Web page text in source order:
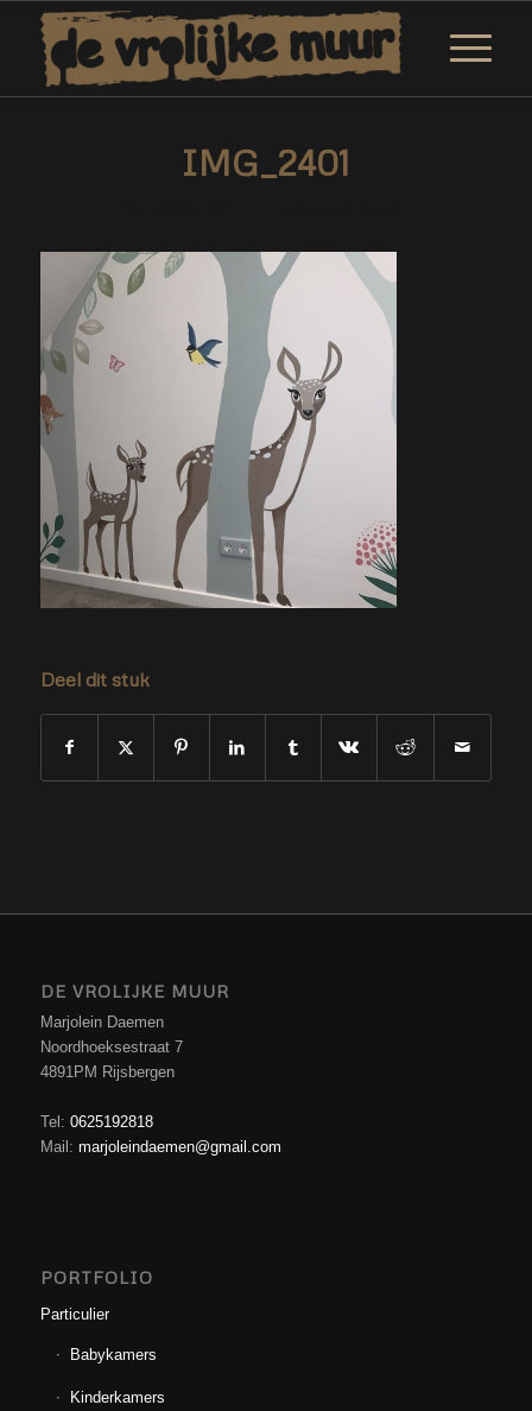
IMG_2401
Deel dit stuk
DE VROLIJKE MUUR
Marjolein Daemen
Noordhoeksestraat 7
4891PM Rijsbergen
Tel: 0625192818
Mail: marjoleindaemen@gmail.com
PORTFOLIO
Particulier
Babykamers
Kinderkamers